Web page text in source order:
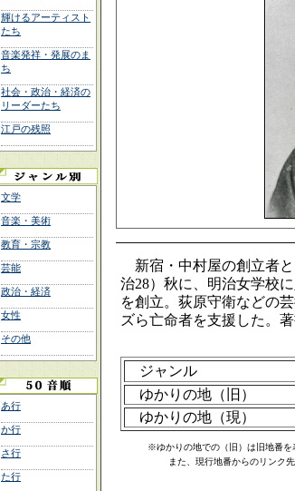
輝けるアーティスト
たち
音楽発祥・発展のま
ち
社会・政治・経済の
リーダーたち
江戸の残照
文学
音楽・美術
教育・宗教
芸能
政治・経済
女性
その他
あ行
か行
さ行
た行
新宿・中村屋の創立者
治28）秋に、明治女学校
を創立。荻原守衛などの
ズら亡命者を支援した。
ジャンル
ゆかりの地（旧）
ゆかりの地（現）
※ゆかりの地での（旧）は旧地番を
また、現行地番からのリンク先(既